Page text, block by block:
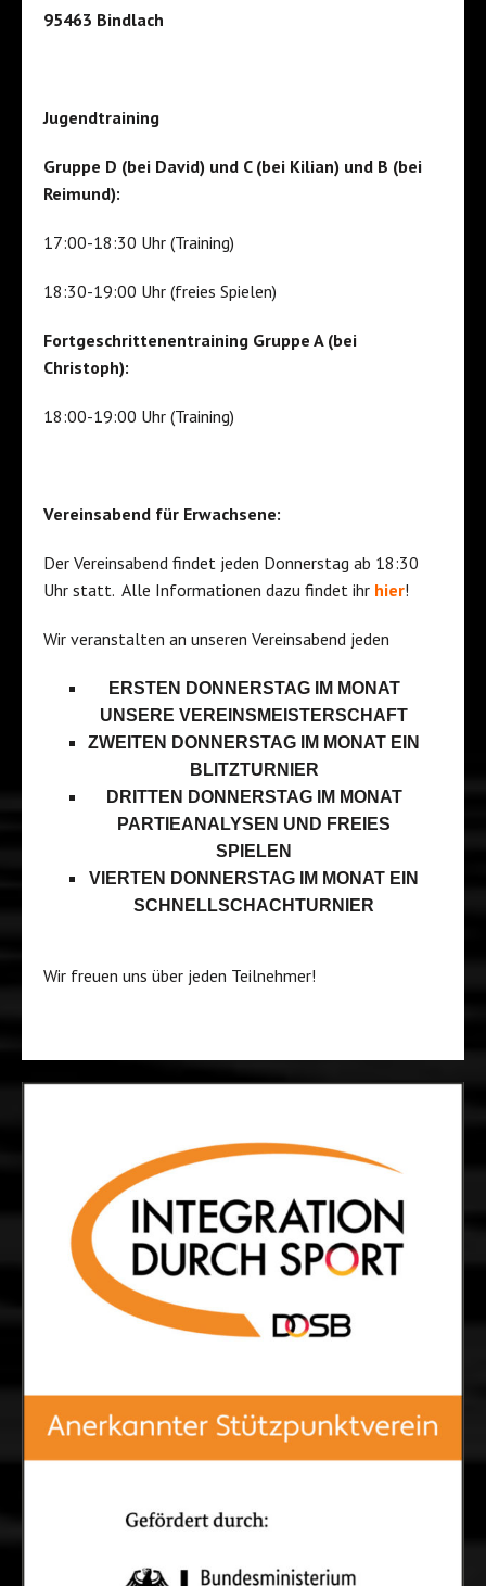
95463 Bindlach
Jugendtraining
Gruppe D (bei David) und C (bei Kilian) und B (bei
Reimund):
17:00-18:30 Uhr (Training)
18:30-19:00 Uhr (freies Spielen)
Fortgeschrittenentraining Gruppe A (bei
Christoph):
18:00-19:00 Uhr (Training)
Vereinsabend für Erwachsene:
Der Vereinsabend findet jeden Donnerstag ab 18:30
Uhr statt. Alle Informationen dazu findet ihr hier!
Wir veranstalten an unseren Vereinsabend jeden
ERSTEN DONNERSTAG IM MONAT
UNSERE VEREINSMEISTERSCHAFT
ZWEITEN DONNERSTAG IM MONAT EIN
BLITZTURNIER
DRITTEN DONNERSTAG IM MONAT
PARTIEANALYSEN UND FREIES
SPIELEN
VIERTEN DONNERSTAG IM MONAT EIN
SCHNELLSCHACHTURNIER
Wir freuen uns über jeden Teilnehmer!